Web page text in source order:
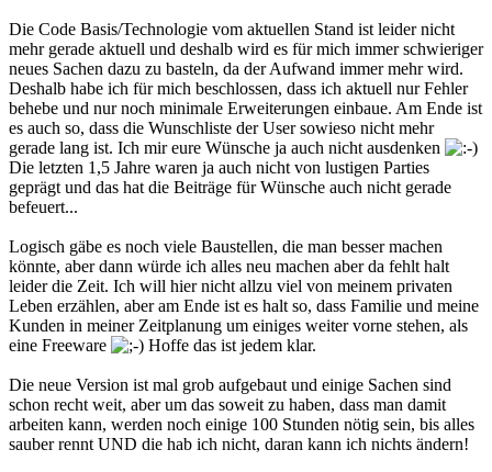
Die Code Basis/Technologie vom aktuellen Stand ist leider nicht
mehr gerade aktuell und deshalb wird es für mich immer schwieriger
neues Sachen dazu zu basteln, da der Aufwand immer mehr wird.
Deshalb habe ich für mich beschlossen, dass ich aktuell nur Fehler
behebe und nur noch minimale Erweiterungen einbaue. Am Ende ist
es auch so, dass die Wunschliste der User sowieso nicht mehr
gerade lang ist. Ich mir eure Wünsche ja auch nicht ausdenken
Die letzten 1,5 Jahre waren ja auch nicht von lustigen Parties
geprägt und das hat die Beiträge für Wünsche auch nicht gerade
befeuert...
Logisch gäbe es noch viele Baustellen, die man besser machen
könnte, aber dann würde ich alles neu machen aber da fehlt halt
leider die Zeit. Ich will hier nicht allzu viel von meinem privaten
Leben erzählen, aber am Ende ist es halt so, dass Familie und meine
Kunden in meiner Zeitplanung um einiges weiter vorne stehen, als
eine Freeware
Hoffe das ist jedem klar.
Die neue Version ist mal grob aufgebaut und einige Sachen sind
schon recht weit, aber um das soweit zu haben, dass man damit
arbeiten kann, werden noch einige 100 Stunden nötig sein, bis alles
sauber rennt UND die hab ich nicht, daran kann ich nichts ändern!